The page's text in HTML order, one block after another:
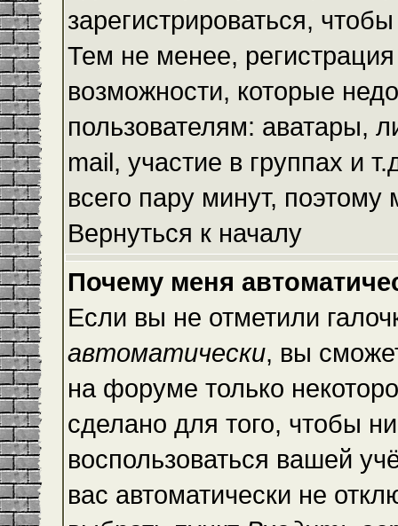
зарегистрироваться,
Тем не менее,
возможности, которые
пользователям: аватары,
mail, участие в группах и
всего пару минут,
Вернуться к началу
Почему меня
Если вы не отметили
автоматически, вы
на форуме только
сделано для того, чтобы
воспользоваться вашей
вас автоматически не